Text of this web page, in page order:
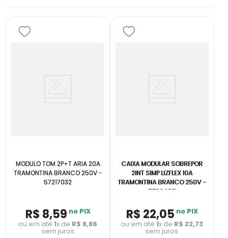
MODULO TOM 2P+T ARIA 20A
TRAMONTINA BRANCO 250V -
57217032
R$ 8,59 no PIX
ou em até1x de R$ 8,86
sem juros
CAIXA MODULAR SOBREPOR
2INT SIMP LIZFLEX 10A
TRAMONTINA BRANCO 250V -
57304011
R$ 22,05 no PIX
ou em até1x de R$ 22,73
sem juros